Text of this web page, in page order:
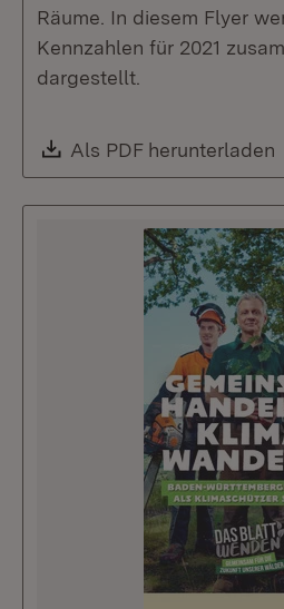
Räume. In diesem Flyer
Kennzahlen für 2021
dargestellt.
Download:
Als PDF herunterladen